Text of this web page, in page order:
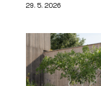
29. 5. 2026